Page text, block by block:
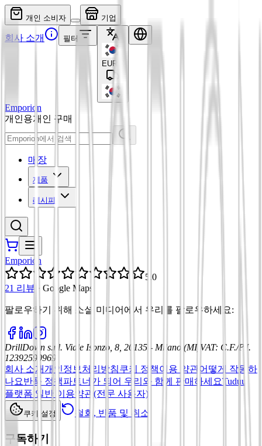
개인 소비자 기업
회사 소개 필터
EUR
Emporion
개인용개인 구매
매장
제품
레시피
Emporion
5.0
21 리뷰 · Google Maps
팔로우하기 위해 소셜 미디어에서 우리를 팔로우하세요:
DrillDown s.r.l. Viale Isonzo, 8, 20135 - Milano (MI) VAT: C.F./P.I.
12392590969
회사 소개개인정보처리방침쿠키 정책이용 약관 어떻게 작동하
나요반품 정책파트너가 되어 우리와 함께 판매하세요Tuduu
플랫폼 일반 이용약관(전문 사용자)
쿠키 설정 철회, 반품 및 취소
구독하기